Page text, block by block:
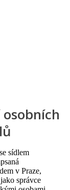
sídlem
v Praze,
správce